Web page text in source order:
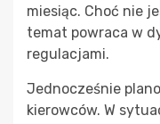
miesiąc. Choć nie
temat powraca w
regulacjami.
Jednocześnie
kierowców. W